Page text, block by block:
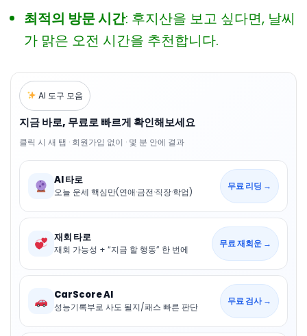
최적의 방문 시간: 후지산을 보고 싶다면, 날씨
가 맑은 오전 시간을 추천합니다.
AI 도구 모음
지금 바로, 무료로 빠르게 확인해보세요
클릭 시 새 탭 · 회원가입 없이 · 몇 분 안에 결과
AI 타로
오늘 운세 핵심만(연애·금전·직장·학업)
무료 리딩 →
재회 타로
재회 가능성 + “지금 할 행동” 한 번에
무료 재회운 →
CarScore AI
성능기록부로 사도 될지/패스 빠른 판단
무료 검사 →